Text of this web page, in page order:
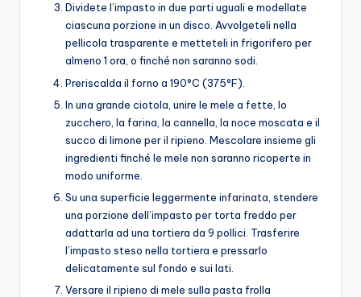
Dividete l’impasto in due parti uguali e modellate
ciascuna porzione in un disco. Avvolgeteli nella
pellicola trasparente e metteteli in frigorifero per
almeno 1 ora, o finché non saranno sodi.
Preriscalda il forno a 190°C (375°F).
In una grande ciotola, unire le mele a fette, lo
zucchero, la farina, la cannella, la noce moscata e il
succo di limone per il ripieno. Mescolare insieme gli
ingredienti finché le mele non saranno ricoperte in
modo uniforme.
Su una superficie leggermente infarinata, stendere
una porzione dell’impasto per torta freddo per
adattarla ad una tortiera da 9 pollici. Trasferire
l’impasto steso nella tortiera e pressarlo
delicatamente sul fondo e sui lati.
Versare il ripieno di mele sulla pasta frolla